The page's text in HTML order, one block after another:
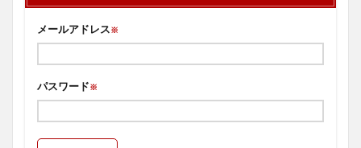
メールアドレス※
パスワード※